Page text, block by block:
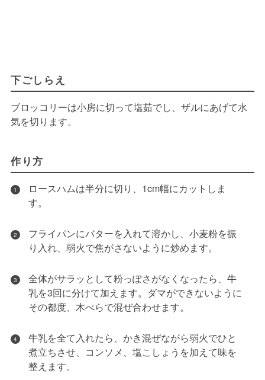
下ごしらえ
ブロッコリーは小房に切って塩茹でし、ザルにあげて水
気を切ります。
作り方
1
ロースハムは半分に切り、1cm幅にカットしま
す。
2
フライパンにバターを入れて溶かし、小麦粉を振
り入れ、弱火で焦がさないように炒めます。
3
全体がサラッとして粉っぽさがなくなったら、牛
乳を3回に分けて加えます。ダマができないように
その都度、木べらで混ぜ合わせます。
4
牛乳を全て入れたら、かき混ぜながら弱火でひと
煮立ちさせ、コンソメ、塩こしょうを加えて味を
整えます。